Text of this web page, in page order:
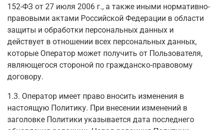
152-ФЗ от 27 июля 2006 г., а также иными нормативно-
правовыми актами Российской Федерации в области
защиты и обработки персональных данных и
действует в отношении всех персональных данных,
которые Оператор может получить от Пользователя,
являющегося стороной по гражданско-правовому
договору.
1.3. Оператор имеет право вносить изменения в
настоящую Политику. При внесении изменений в
заголовке Политики указывается дата последнего